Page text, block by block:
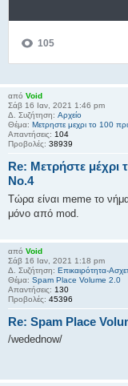
από Void
Σάβ 16 Ιαν, 2021 1:46 pm
Δ. Συζήτηση: Αρχείο
Θέμα: Μετρηστε μεχρι το 100
Απαντήσεις: 104
Προβολές: 38939
Re: Μετρήστε μέχρι
Νο.4
Τώρα είναι meme το
μόνο από mod.
από Void
Σάβ 16 Ιαν, 2021 1:18 pm
Δ. Συζήτηση: Επικαιρότητα-
Θέμα: Spam Place Volume 2.0
Απαντήσεις: 130
Προβολές: 45396
Re: Spam Place
/wedednow/